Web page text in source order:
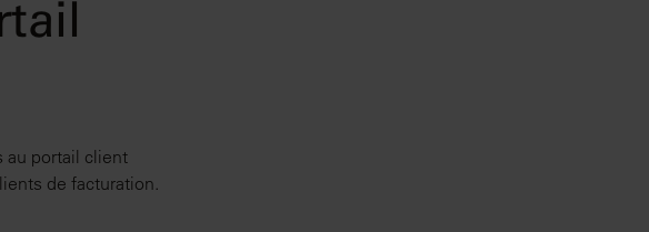
au portail client
de facturation.